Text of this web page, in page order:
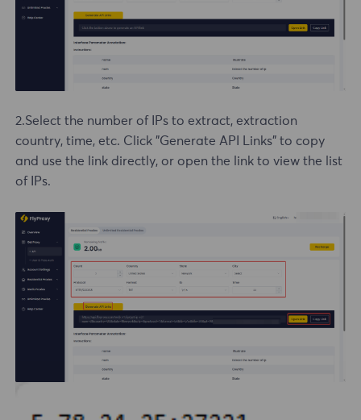
2.Select the number of IPs to extract, extraction
country, time, etc. Click "Generate API Links" to copy
and use the link directly, or open the link to view the list
of IPs.